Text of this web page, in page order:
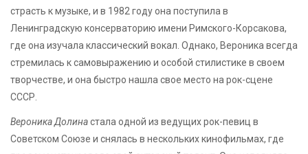
страсть к музыке, и в 1982 году она поступила в
Ленинградскую консерваторию имени Римского-Корсакова,
где она изучала классический вокал. Однако, Вероника всегда
стремилась к самовыражению и особой стилистике в своем
творчестве, и она быстро нашла свое место на рок-сцене
СССР.
Вероника Долинастала одной из ведущих рок-певиц в
Советском Союзе и снялась в нескольких кинофильмах, где